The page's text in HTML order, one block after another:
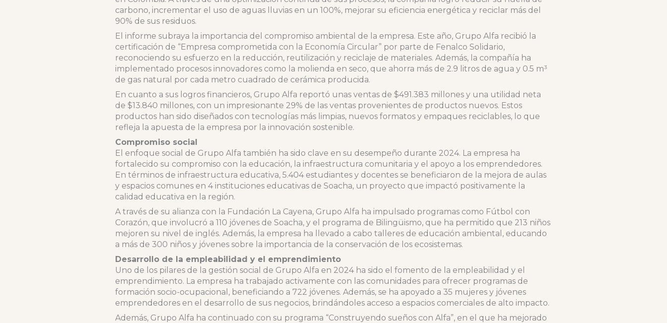
carbono, incrementar el uso de aguas lluvias en un 100%, mejorar su eficiencia energética y reciclar más del
90% de sus residuos.
El informe subraya la importancia del compromiso ambiental de la empresa. Este año, Grupo Alfa recibió la
certificación de “Empresa comprometida con la Economía Circular” por parte de Fenalco Solidario,
reconociendo su esfuerzo en la reducción, reutilización y reciclaje de materiales. Además, la compañía ha
implementado procesos innovadores como la molienda en seco, que ahorra más de 2.9 litros de agua y 0.5 m³
de gas natural por cada metro cuadrado de cerámica producida.
En cuanto a sus logros financieros, Grupo Alfa reportó unas ventas de $491.383 millones y una utilidad neta
de $13.840 millones, con un impresionante 29% de las ventas provenientes de productos nuevos. Estos
productos han sido diseñados con tecnologías más limpias, nuevos formatos y empaques reciclables, lo que
refleja la apuesta de la empresa por la innovación sostenible.
Compromiso social
El enfoque social de Grupo Alfa también ha sido clave en su desempeño durante 2024. La empresa ha
fortalecido su compromiso con la educación, la infraestructura comunitaria y el apoyo a los emprendedores.
En términos de infraestructura educativa, 5.404 estudiantes y docentes se beneficiaron de la mejora de aulas
y espacios comunes en 4 instituciones educativas de Soacha, un proyecto que impactó positivamente la
calidad educativa en la región.
A través de su alianza con la Fundación La Cayena, Grupo Alfa ha impulsado programas como Fútbol con
Corazón, que involucró a 110 jóvenes de Soacha, y el programa de Bilingüismo, que ha permitido que 213 niños
mejoren su nivel de inglés. Además, la empresa ha llevado a cabo talleres de educación ambiental, educando
a más de 300 niños y jóvenes sobre la importancia de la conservación de los ecosistemas.
Desarrollo de la empleabilidad y el emprendimiento
Uno de los pilares de la gestión social de Grupo Alfa en 2024 ha sido el fomento de la empleabilidad y el
emprendimiento. La empresa ha trabajado activamente con las comunidades para ofrecer programas de
formación socio-ocupacional, beneficiando a 722 jóvenes. Además, se ha apoyado a 35 mujeres y jóvenes
emprendedores en el desarrollo de sus negocios, brindándoles acceso a espacios comerciales de alto impacto.
Además, Grupo Alfa ha continuado con su programa “Construyendo sueños con Alfa”, en el que ha mejorado